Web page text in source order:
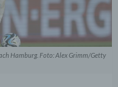
Hamburg. Foto: Alex Grimm/Getty